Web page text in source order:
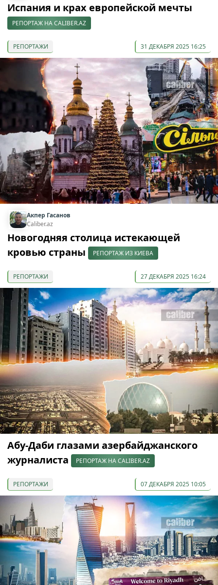
Испания и крах европейской мечты
РЕПОРТАЖ НА CALIBER.AZ
РЕПОРТАЖИ 31 ДЕКАБРЯ 2025 16:25
Акпер Гасанов
Caliber.az
Новогодняя столица истекающей
кровью страны
РЕПОРТАЖ ИЗ КИЕВА
РЕПОРТАЖИ 27 ДЕКАБРЯ 2025 16:24
Абу-Даби глазами азербайджанского
журналиста
РЕПОРТАЖ НА CALIBER.AZ
РЕПОРТАЖИ 07 ДЕКАБРЯ 2025 10:05